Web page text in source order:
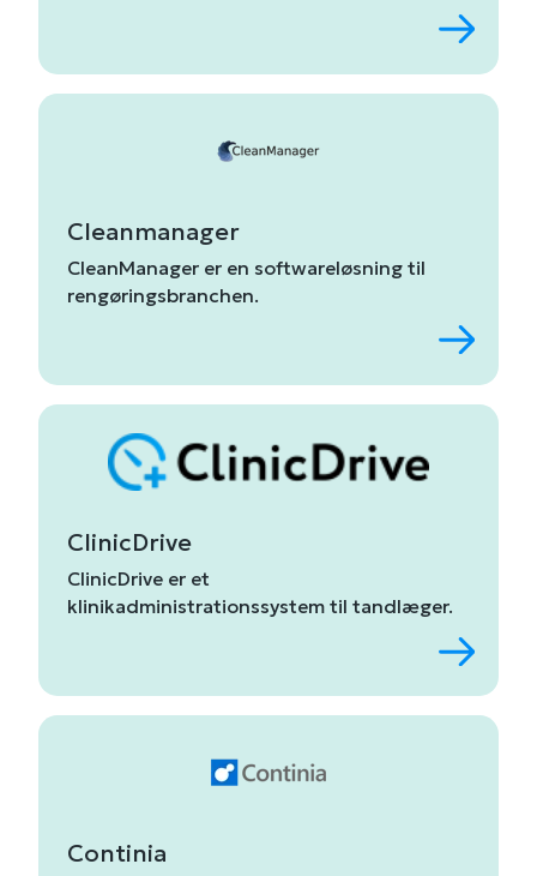
Cleanmanager
CleanManager er en softwareløsning til
rengøringsbranchen.
ClinicDrive
ClinicDrive er et
klinikadministrationssystem til tandlæger.
Continia